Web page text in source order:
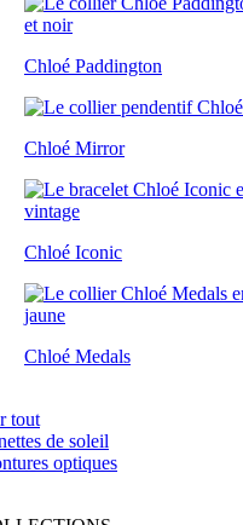
Chloé Paddington
Chloé Mirror
Chloé Iconic
Chloé Medals
tout
de soleil
optiques